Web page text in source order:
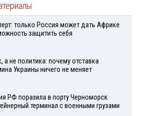
только Россия может дать Африке
защитить себя
а не политика: почему отставка
Украины ничего не меняет
РФ поразила в порту Черноморск
терминал с военными грузами